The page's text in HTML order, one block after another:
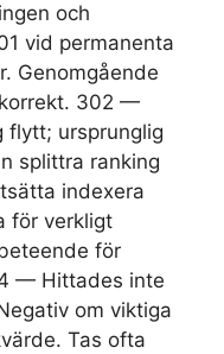
och
vid permanenta
Genomgående
302 —
flytt; ursprunglig
splittra ranking
indexera
för verkligt
för
— Hittades inte
om viktiga
Tas ofta